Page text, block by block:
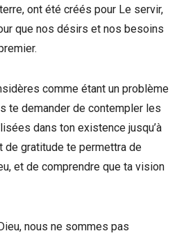
ont été créés pour Le servir,
que nos désirs et nos besoins
comme étant un problème
te demander de contempler les
dans ton existence jusqu’à
de gratitude te permettra de
et de comprendre que ta vision
nous ne sommes pas